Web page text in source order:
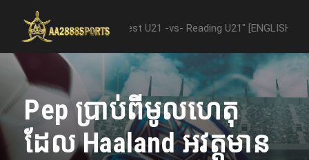
"Nottingham Forest U21 -vs- Reading U21" [ENGLISH
Pep ប្រាប់ពីមូលហេតុ
ដែល Haaland អវត្តមាន​